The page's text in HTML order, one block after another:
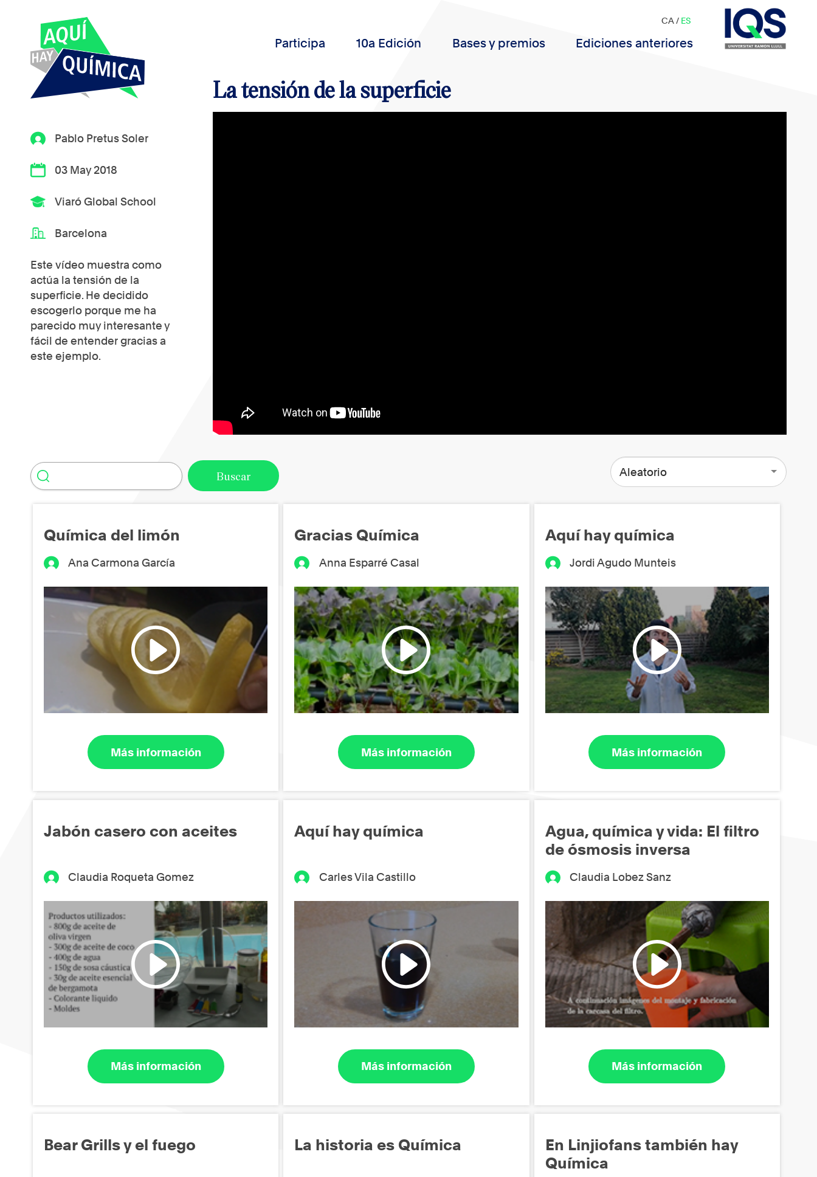
Participa 10a Edición Bases y premios Ediciones anteriores
CA/ ES
Pablo Pretus Soler
03 May 2018
Viaró Global School
Barcelona
Este vídeo muestra como
actúa la tensión de la
superficie. He decidido
escogerlo porque me ha
parecido muy interesante y
fácil de entender gracias a
este ejemplo.
La tensión de la superficie
Aleatorio
Química del limón
Ana Carmona García
Más información
Gracias Química
Anna Esparré Casal
Más información
Aquí hay química
Jordi Agudo Munteis
Más información
Jabón casero con aceites
Claudia Roqueta Gomez
Más información
Aquí hay química
Carles Vila Castillo
Más información
Agua, química y vida: El filtro
de ósmosis inversa
Claudia Lobez Sanz
Más información
Bear Grills y el fuego La historia es Química
En Linjiofans también hay
Química